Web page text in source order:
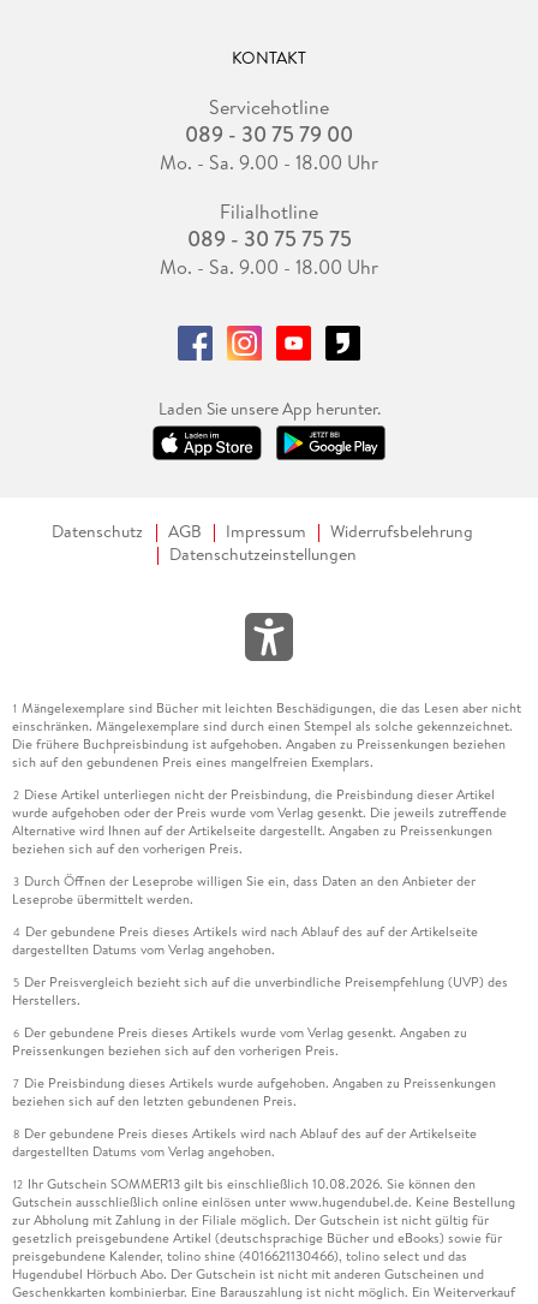
KONTAKT
Servicehotline
089 - 30 75 79 00
Mo. - Sa. 9.00 - 18.00 Uhr
Filialhotline
089 - 30 75 75 75
Mo. - Sa. 9.00 - 18.00 Uhr
Laden Sie unsere App herunter.
Datenschutz AGB Impressum
Widerrufsbelehrung
Datenschutzeinstellungen
1 Mängelexemplare sind Bücher mit leichten Beschädigungen, die das Lesen aber nicht
einschränken. Mängelexemplare sind durch einen Stempel als solche gekennzeichnet.
Die frühere Buchpreisbindung ist aufgehoben. Angaben zu Preissenkungen beziehen
sich auf den gebundenen Preis eines mangelfreien Exemplars.
2 Diese Artikel unterliegen nicht der Preisbindung, die Preisbindung dieser Artikel
wurde aufgehoben oder der Preis wurde vom Verlag gesenkt. Die jeweils zutreffende
Alternative wird Ihnen auf der Artikelseite dargestellt. Angaben zu Preissenkungen
beziehen sich auf den vorherigen Preis.
3 Durch Öffnen der Leseprobe willigen Sie ein, dass Daten an den Anbieter der
Leseprobe übermittelt werden.
4 Der gebundene Preis dieses Artikels wird nach Ablauf des auf der Artikelseite
dargestellten Datums vom Verlag angehoben.
5 Der Preisvergleich bezieht sich auf die unverbindliche Preisempfehlung (UVP) des
Herstellers.
6 Der gebundene Preis dieses Artikels wurde vom Verlag gesenkt. Angaben zu
Preissenkungen beziehen sich auf den vorherigen Preis.
7 Die Preisbindung dieses Artikels wurde aufgehoben. Angaben zu Preissenkungen
beziehen sich auf den letzten gebundenen Preis.
8 Der gebundene Preis dieses Artikels wird nach Ablauf des auf der Artikelseite
dargestellten Datums vom Verlag angehoben.
12 Ihr Gutschein SOMMER13 gilt bis einschließlich 10.08.2026. Sie können den
Gutschein ausschließlich online einlösen unter www.hugendubel.de. Keine Bestellung
zur Abholung mit Zahlung in der Filiale möglich. Der Gutschein ist nicht gültig für
gesetzlich preisgebundene Artikel (deutschsprachige Bücher und eBooks) sowie für
preisgebundene Kalender, tolino shine (4016621130466), tolino select und das
Hugendubel Hörbuch Abo. Der Gutschein ist nicht mit anderen Gutscheinen und
Geschenkkarten kombinierbar. Eine Barauszahlung ist nicht möglich. Ein Weiterverkauf